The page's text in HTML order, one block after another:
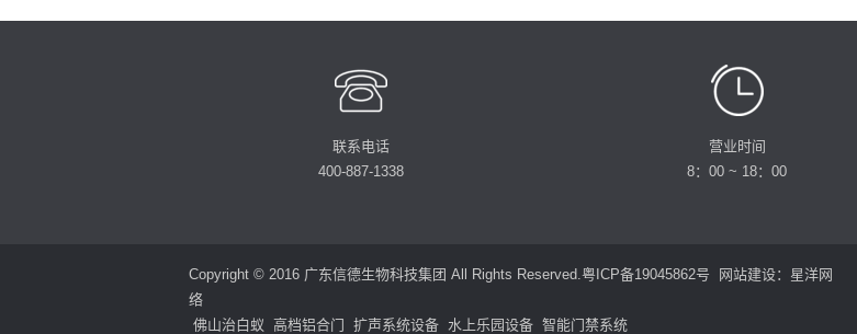
联系电话
400-887-1338
营业时间
8：00 ~ 18：00
Copyright © 2016 广东信德生物科技集团 All Rights Reserved.粤ICP备19045862号 网站建设： 星洋网
络
佛山治白蚁 高档铝合门 扩声系统设备 水上乐园设备 智能门禁系统